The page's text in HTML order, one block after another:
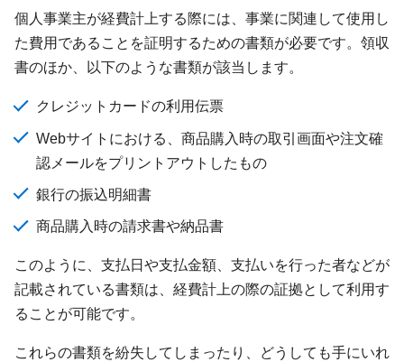
個人事業主が経費計上する際には、事業に関連して使用し
た費用であることを証明するための書類が必要です。領収
書のほか、以下のような書類が該当します。
クレジットカードの利用伝票
Webサイトにおける、商品購入時の取引画面や注文確
認メールをプリントアウトしたもの
銀行の振込明細書
商品購入時の請求書や納品書
このように、支払日や支払金額、支払いを行った者などが
記載されている書類は、経費計上の際の証拠として利用す
ることが可能です。
これらの書類を紛失してしまったり、どうしても手にいれ